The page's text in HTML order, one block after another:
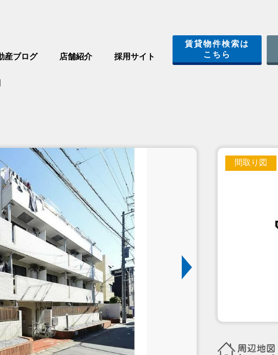
産ブログ 店舗紹介 採用サイト
賃貸物件検索は
こちら
間取り図